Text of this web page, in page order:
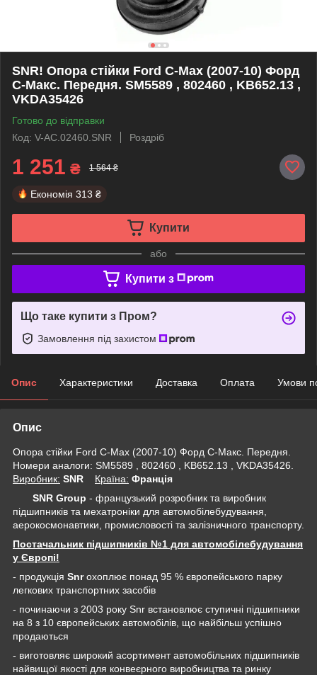
SNR! Опора стійки Ford C-Max (2007-10) Форд
С-Макс. Передня. SM5589 , 802460 , KB652.13 ,
VKDA35426
Готово до відправки
Код: V-AC.02460.SNR
Роздріб
1 251 ₴ 1 564 ₴
Економія 313 ₴
Купити
або
Купити з
Що таке купити з Пром?
Замовлення під захистом
Опис Характеристики Доставка Оплата Умови
Опис
Опора стійки Ford C-Max (2007-10) Форд С-Макс. Передня.
Номери аналоги: SM5589 , 802460 , KB652.13 , VKDA35426.
Виробник: SNR Крaїна: Франція
SNR Group - французький розробник та виробник
підшипників та мехатроніки для автомобілебудування,
аерокосмонавтики, промисловості та залізничного транспорту.
Постачальник підшипників №1 для автомобілебудування
у Європі!
- продукція Snrохоплює понад 95 % європейського парку
легкових транспортних засобів
- починаючи з 2003 року Snr встановлює ступичні підшипники
на 8 з 10 європейських автомобілів, що найбільш успішно
продаються
- виготовляє широкий асортимент автомобільних підшипників
найвищої якості для конвеєрного виробництва та ринку